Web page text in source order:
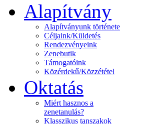
Alapítvány
Alapítványunk története
Céljaink/Küldetés
Rendezvényeink
Zenebutik
Támogatóink
Közérdekű/Közzététel
Oktatás
Miért hasznos a
zenetanulás?
Klasszikus tanszakok